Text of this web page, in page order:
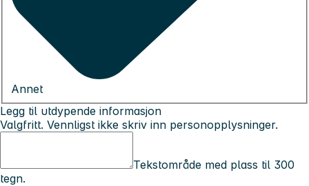
Annet
Legg til utdypende informasjon
Valgfritt. Vennligst ikke skriv inn personopplysninger.
Tekstområde med plass til 300
tegn.